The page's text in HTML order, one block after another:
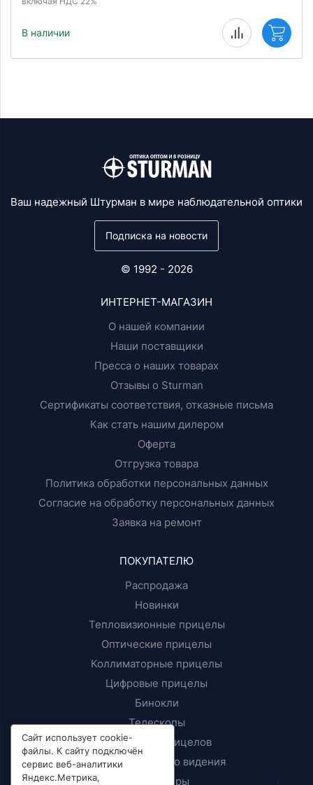
В наличии
Ваш надежный Штурман в мире наблюдательной оптики
Подписка на новости
© 1992 - 2026
ИНТЕРНЕТ-МАГАЗИН
О нашей компании
Наши поставщики
Пресса о наших товарах
Отзывы о Sturman
Сертификаты соответствия, отказные письма
Как стать нашим дилером
Оферта
Отгрузка товара
Политика обработки персональных данных
Согласие на обработку персональных данных
Заявка на ремонт
ПОКУПАТЕЛЮ
Распродажа
Новинки
Тепловизионные прицелы
Оптические прицелы
Коллиматорные прицелы
Цифровые прицелы
Бинокли
Телескопы
Крепления прицелов
Приборы ночного видения
Дальномеры
Сайт использует cookie-
файлы. К сайту подключён
сервис веб-аналитики
Яндекс.Метрика,